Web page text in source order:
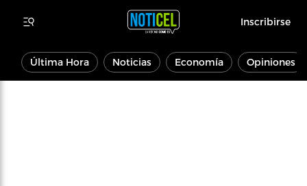
Inscribirse
Última Hora Noticias Economía Opiniones